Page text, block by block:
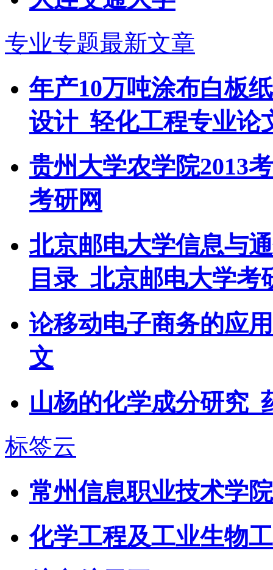
专业专题最新文章
年产10万吨涂布白板
设计_轻化工程专业论
贵州大学农学院2013
考研网
北京邮电大学信息与
目录_北京邮电大学考
论移动电子商务的应
文
山杨的化学成分研究
标签云
常州信息职业技术学院
化学工程及工业生物